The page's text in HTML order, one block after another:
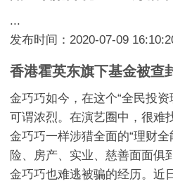
...
发布时间：2020-07-09
香港霍英东旗下基金被查
金巧巧如今，在这个“全民投
可谓浓烈。在演艺圈中，很难
金巧巧一样涉猎全面的“理财
险、房产、实业、慈善面面俱
金巧巧也难逃被骗的经历。近